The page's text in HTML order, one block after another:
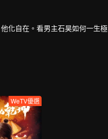
化自在。看男主石昊如何一生極
WeTV優選